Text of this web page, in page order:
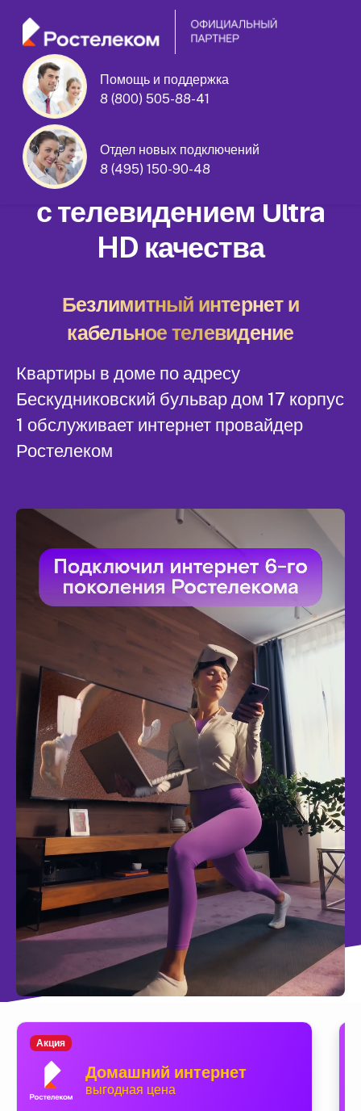
Помощь и поддержка
8 (800) 505-88-41
Отдел новых подключений
8 (495) 150-90-48
Бескудниковский бульвар дом 17
Домашний интернет
с телевидением Ultra
HD качества
Безлимитный интернет и
кабельное телевидение
Квартиры в доме по адресу
Бескудниковский бульвар дом 17 корпус
1 обслуживает интернет провайдер
Ростелеком
Домашний интернет
выгодная цена
Акция